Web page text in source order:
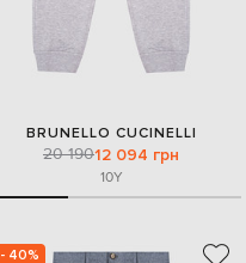
BRUNELLO CUCINELLI
20 19012 094 грн
10Y
- 40%